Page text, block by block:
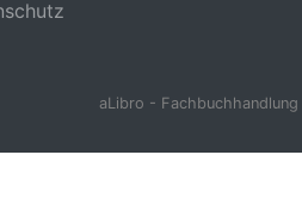
aLibro -